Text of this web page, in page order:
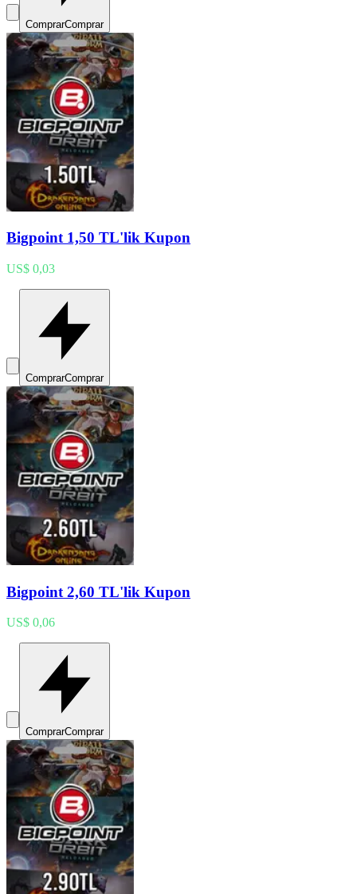
ComprarComprar
Bigpoint 1,50 TL'lik Kupon
US$ 0,03
ComprarComprar
Bigpoint 2,60 TL'lik Kupon
US$ 0,06
ComprarComprar